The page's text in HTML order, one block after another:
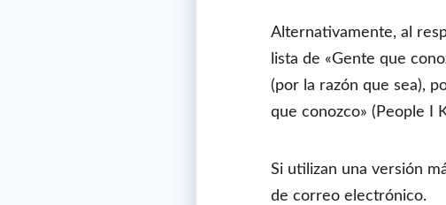
Alternativamente, al
lista de «Gente que
(por la razón que sea),
que conozco» (People I
Si utilizan una versión
de correo electrónico.